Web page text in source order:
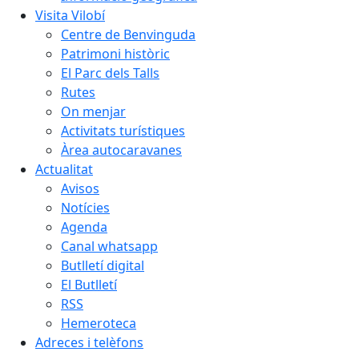
Visita Vilobí
Centre de Benvinguda
Patrimoni històric
El Parc dels Talls
Rutes
On menjar
Activitats turístiques
Àrea autocaravanes
Actualitat
Avisos
Notícies
Agenda
Canal whatsapp
Butlletí digital
El Butlletí
RSS
Hemeroteca
Adreces i telèfons